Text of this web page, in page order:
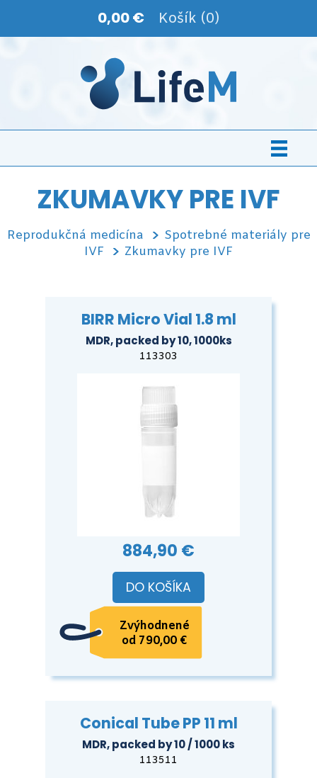
0,00 € Košík (0)
ZKUMAVKY PRE IVF
Reprodukčná medicína
Spotrebné materiály pre
IVF
Zkumavky pre IVF
BIRR Micro Vial 1.8 ml
MDR, packed by 10, 1000ks
113303
884,90 €
DO KOŠÍKA
Zvýhodnené
od 790,00 €
Conical Tube PP 11 ml
MDR, packed by 10 / 1000 ks
113511